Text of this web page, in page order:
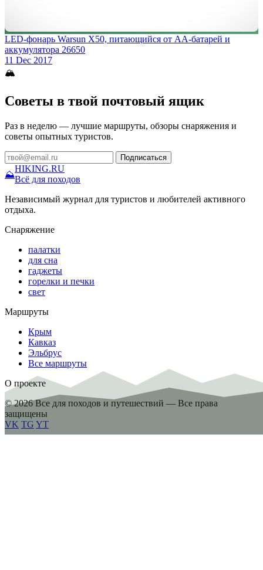
LED-фонарь Warsun X50, питающийся от АА-батарей и
аккумулятора 26650
11 Dec 2017
🏔
Советы в твой почтовый ящик
Раз в неделю — лучшие маршруты, обзоры снаряжения и
советы опытных туристов.
Подписаться
⛰
HIKING.RU
Всё для походов
Независимый журнал для туристов и любителей активного
отдыха.
Снаряжение
палатки
для сна
гаджеты
горелки и печки
свет
Маршруты
Крым
Кавказ
Эльбрус
Все маршруты
О проекте
© 2026 Все для походов и путешествий — Все права
защищены
VK TG YT